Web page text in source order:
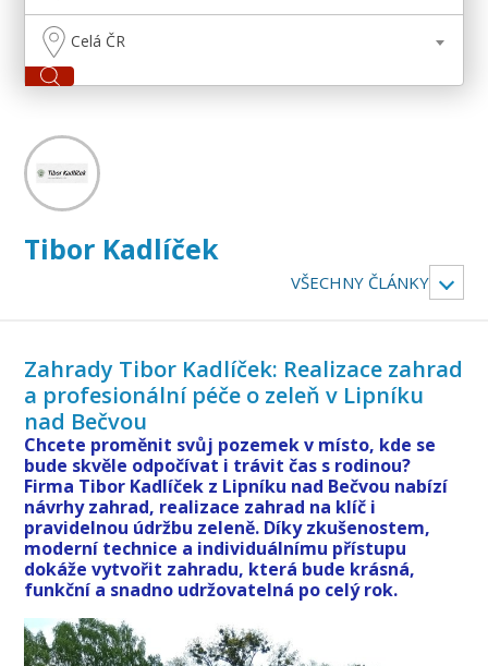
Celá ČR
Tibor Kadlíček
VŠECHNY ČLÁNKY
Zahrady Tibor Kadlíček: Realizace zahrad
a profesionální péče o zeleň v Lipníku
nad Bečvou
Chcete proměnit svůj pozemek v místo, kde se
bude skvěle odpočívat i trávit čas s rodinou?
Firma Tibor Kadlíček z Lipníku nad Bečvou nabízí
návrhy zahrad, realizace zahrad na klíč i
pravidelnou údržbu zeleně. Díky zkušenostem,
moderní technice a individuálnímu přístupu
dokáže vytvořit zahradu, která bude krásná,
funkční a snadno udržovatelná po celý rok.